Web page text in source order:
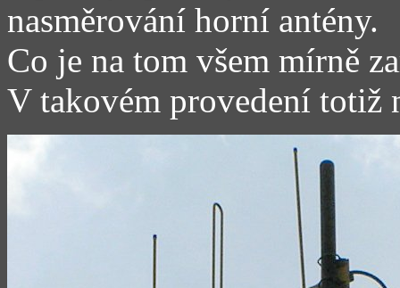
nasměrování horní antény.
Co je na tom všem mírně
V takovém provedení totiž